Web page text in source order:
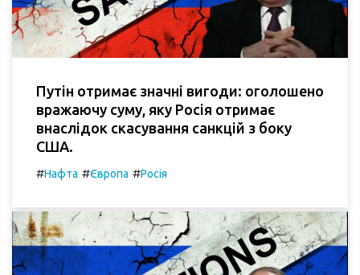
Путін отримає значні вигоди: оголошено
вражаючу суму, яку Росія отримає
внаслідок скасування санкцій з боку
США.
#Нафта #Європа #Росія